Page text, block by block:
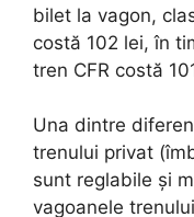
bilet la vagon,
costă 102 lei, în
tren CFR costă
Una dintre
trenului privat
sunt reglabile şi
vagoanele